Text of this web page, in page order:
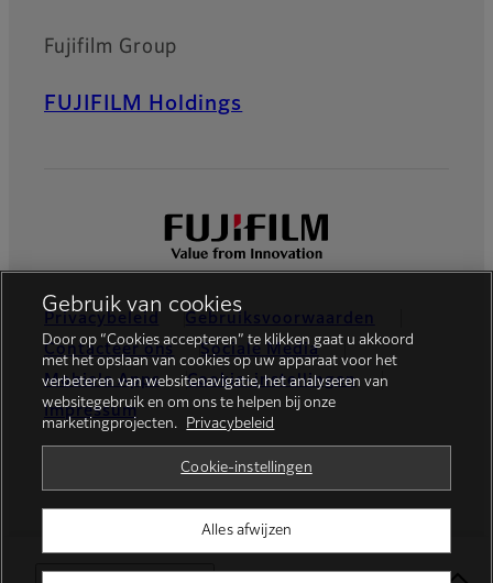
Fujifilm Group
FUJIFILM Holdings
Privacybeleid
Gebruiksvoorwaarden
Contacteer ons
Sociale Media
Mobiele Apps
Cookie-instellingen
Impressum
© FUJIFILM Europe GmbH
Gebruik van cookies
Door op “Cookies accepteren” te klikken gaat u akkoord
met het opslaan van cookies op uw apparaat voor het
verbeteren van websitenavigatie, het analyseren van
websitegebruik en om ons te helpen bij onze
marketingprojecten.
Privacybeleid
Cookie-instellingen
Alles afwijzen